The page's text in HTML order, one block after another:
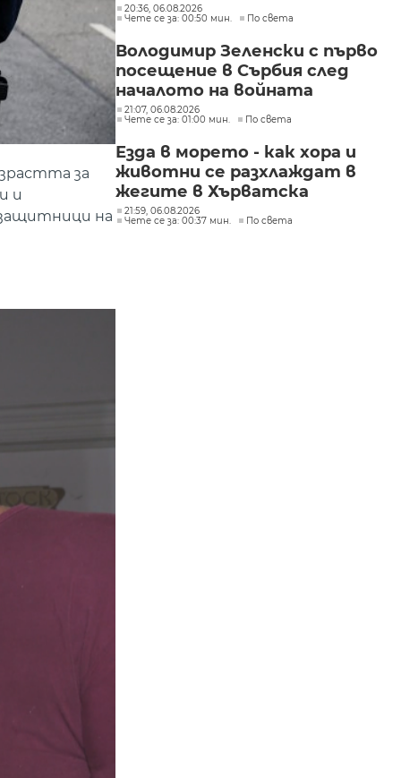
за
и
на
20:36, 06.08.2026
Чете се за: 00:50 мин.
По света
Володимир Зеленски с първо
посещение в Сърбия след
началото на войната
21:07, 06.08.2026
Чете се за: 01:00 мин.
По света
Езда в морето - как хора и
животни се разхлаждат в
жегите в Хърватска
21:59, 06.08.2026
Чете се за: 00:37 мин.
По света